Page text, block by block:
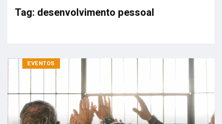
Tag: desenvolvimento pessoal
EVENTOS